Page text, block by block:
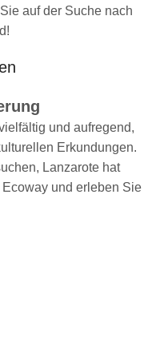
auf der Suche nach
und aufregend,
Erkundungen.
Lanzarote hat
und erleben Sie